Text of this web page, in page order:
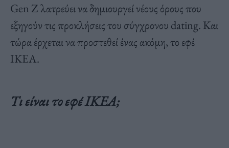
Gen Z λατρεύει να δημιουργεί νέους όρους που
εξηγούν τις προκλήσεις του σύγχρονου dating. Και
τώρα έρχεται να προστεθεί ένας ακόμη, το εφέ
IKEA.
Τι είναι το εφέ IKEA;